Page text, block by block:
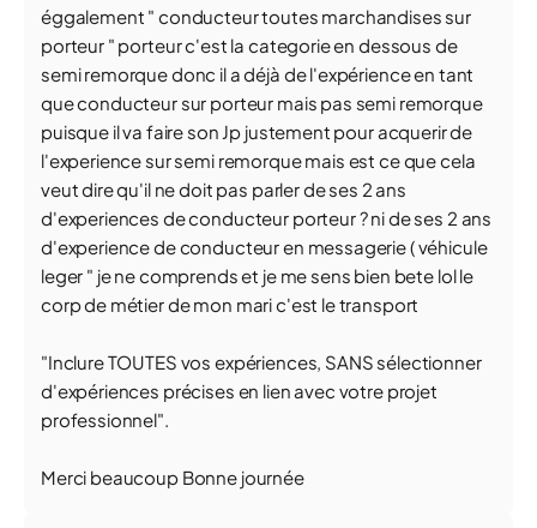
éggalement " conducteur toutes marchandises sur
porteur " porteur c'est la categorie en dessous de
semi remorque donc il a déjà de l'expérience en tant
que conducteur sur porteur mais pas semi remorque
puisque il va faire son Jp justement pour acquerir de
l'experience sur semi remorque mais est ce que cela
veut dire qu'il ne doit pas parler de ses 2 ans
d'experiences de conducteur porteur ? ni de ses 2 ans
d'experience de conducteur en messagerie ( véhicule
leger " je ne comprends et je me sens bien bete lol le
corp de métier de mon mari c'est le transport
"Inclure TOUTES vos expériences, SANS sélectionner
d'expériences précises en lien avec votre projet
professionnel".
Merci beaucoup Bonne journée